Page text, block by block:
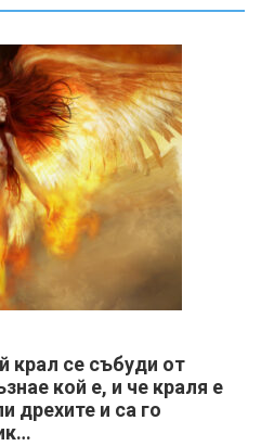
крал се събуди от
кой е, и че краля е
дрехите и са го